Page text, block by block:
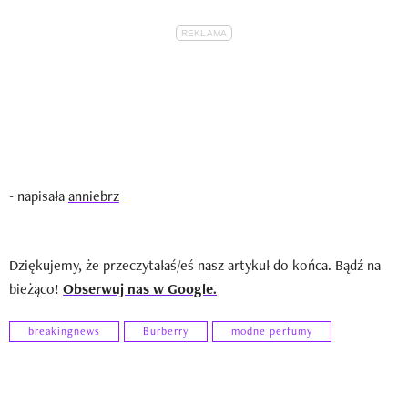
- napisałaanniebrz
Dziękujemy, że przeczytałaś/eś nasz artykuł do końca. Bądź na
bieżąco! Obserwuj nas w Google.
breakingnews Burberry modne perfumy